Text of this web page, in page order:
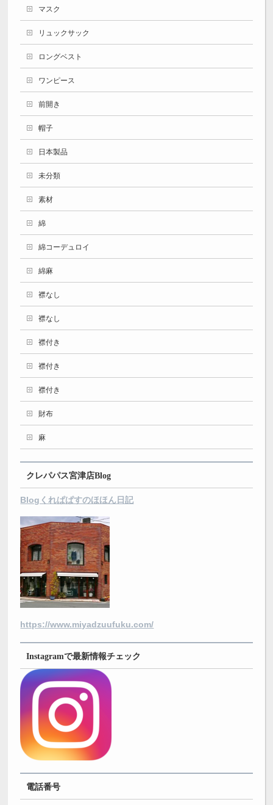
マスク
リュックサック
ロングベスト
ワンピース
前開き
帽子
日本製品
未分類
素材
綿
綿コーデュロイ
綿麻
襟なし
襟なし
襟付き
襟付き
襟付き
財布
麻
クレパパス宮津店Blog
Blogくれぱぱすのほほん日記
https://www.miyadzuufuku.com/
Instagramで最新情報チェック
電話番号